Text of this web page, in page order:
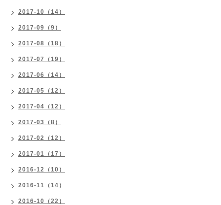
2017-10（14）
2017-09（9）
2017-08（18）
2017-07（19）
2017-06（14）
2017-05（12）
2017-04（12）
2017-03（8）
2017-02（12）
2017-01（17）
2016-12（10）
2016-11（14）
2016-10（22）